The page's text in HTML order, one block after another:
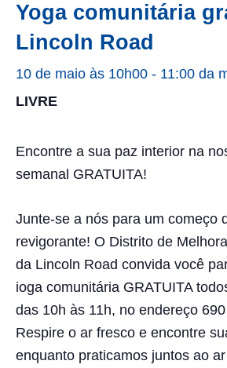
Yoga comunitária
Lincoln Road
10 de maio às 10h00 - 11:00 da
LIVRE
Encontre a sua paz interior na
semanal GRATUITA!
Junte-se a nós para um começo
revigorante! O Distrito de
da Lincoln Road convida você
ioga comunitária GRATUITA
das 10h às 11h, no endereço
Respire o ar fresco e encontre
enquanto praticamos juntos ao